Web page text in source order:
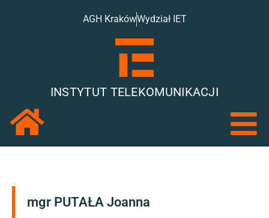
AGH KrakówWydział IET
INSTYTUT TELEKOMUNIKACJI
mgr PUTAŁA Joanna